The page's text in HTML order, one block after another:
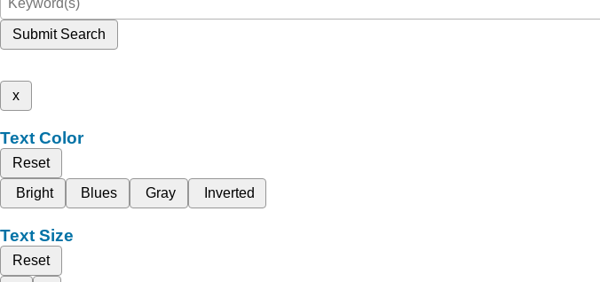
Submit Search
x
Text Color
Reset
Bright
Blues Gray Inverted
Text Size
Reset